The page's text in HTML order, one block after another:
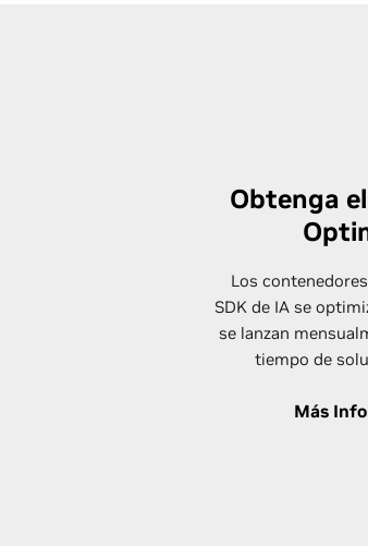
Obtenga
Los
SDK de IA se
se lanzan
tiempo de
Más